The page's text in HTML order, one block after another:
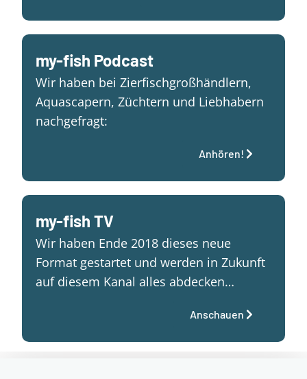
my-fish Podcast
Wir haben bei Zierfischgroßhändlern,
Aquascapern, Züchtern und Liebhabern
nachgefragt:
Anhören!
my-fish TV
Wir haben Ende 2018 dieses neue
Format gestartet und werden in Zukunft
auf diesem Kanal alles abdecken…
Anschauen